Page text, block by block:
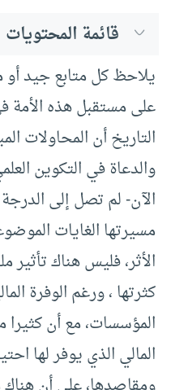
قائمة المحتويات
يلاحظ كل متابع جيد
على مستقبل هذه الأمة
التاريخ أن المحاولات
والدعاة في التكوين
الآن- لم تصل إلى
مسيرتها الغايات
الأثر، فليس هناك
كثرتها ، ورغم الوفرة
المؤسسات، مع أن
المالي الذي يوفر لها